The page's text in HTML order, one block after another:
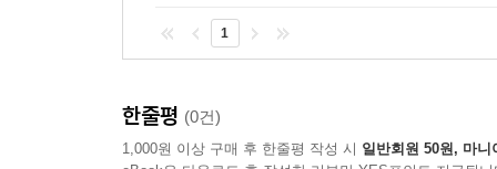
채소_라따뚜이
채소_오이피클
1
한줄평 (0건)
1,000원 이상 구매 후 한줄평 작성 시 일반회원 50원, 마니